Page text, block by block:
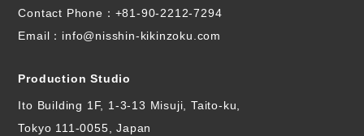
Contact Phone： +81-90-2212-7294
Email：info@nisshin-kikinzoku.com
Production Studio
Ito Building 1F, 1-3-13 Misuji, Taito-ku,
Tokyo 111-0055, Japan